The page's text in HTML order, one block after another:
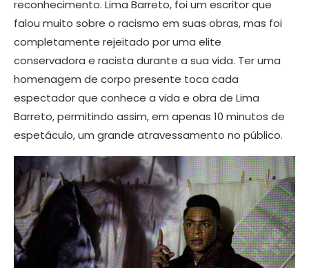
reconhecimento. Lima Barreto, foi um escritor que
falou muito sobre o racismo em suas obras, mas foi
completamente rejeitado por uma elite
conservadora e racista durante a sua vida. Ter uma
homenagem de corpo presente toca cada
espectador que conhece a vida e obra de Lima
Barreto, permitindo assim, em apenas 10 minutos de
espetáculo, um grande atravessamento no público.